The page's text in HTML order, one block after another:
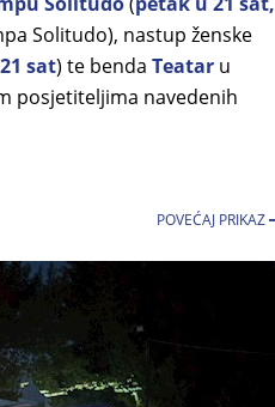
Solitudo), nastup ženske
sat) te benda Teatar u
posjetiteljima navedenih
POVEĆAJ PRIKAZ